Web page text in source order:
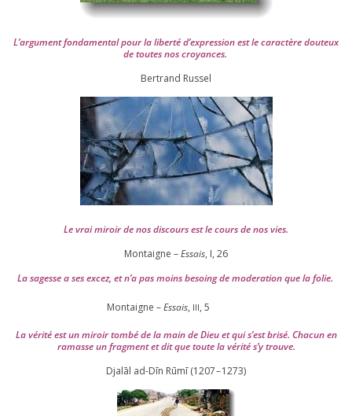
L’argument fon­da­men­tal pour la liber­té d’expression est le carac­tère dou­teux
de toutes nos croyances.
Ber­trand Russel
Le vrai miroir de nos dis­cours est le cours de nos vies.
Montaigne –Essais, I, 26
La sagesse a ses excez, et n’a pas moins besoing de mode­ra­tion que la folie.
Montaigne –Essais, III, 5
La véri­té est un miroir tom­bé de la main de Dieu et qui s’est bri­sé. Chacun en
ramasse un frag­ment et dit que toute la véri­té s’y trouve.
Djalāl ad-Dīn Rūmī (1207–1273)